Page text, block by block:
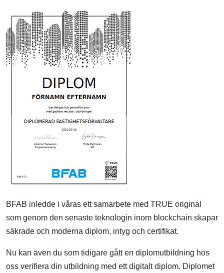
BFAB inledde i våras ett samarbete med TRUE original
som genom den senaste teknologin inom blockchain skapar
säkrade och moderna diplom, intyg och certifikat.
Nu kan även du som tidigare gått en diplomutbildning hos
oss verifiera din utbildning med ett digitalt diplom. Diplomet